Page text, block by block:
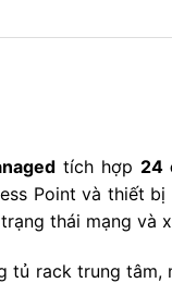
tích hợp 24
Point và thiết
thái mạng và
tủ rack trung